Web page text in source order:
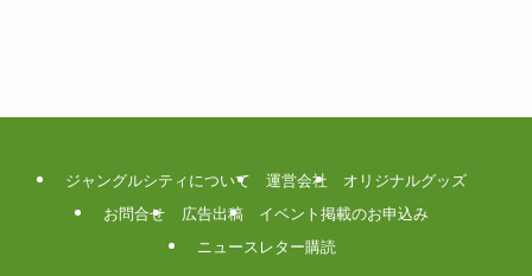
ジャングルシティについて 運営会社
オリジナルグッズ
お問合せ
広告出稿
イベント掲載のお申込み
ニュースレター購読